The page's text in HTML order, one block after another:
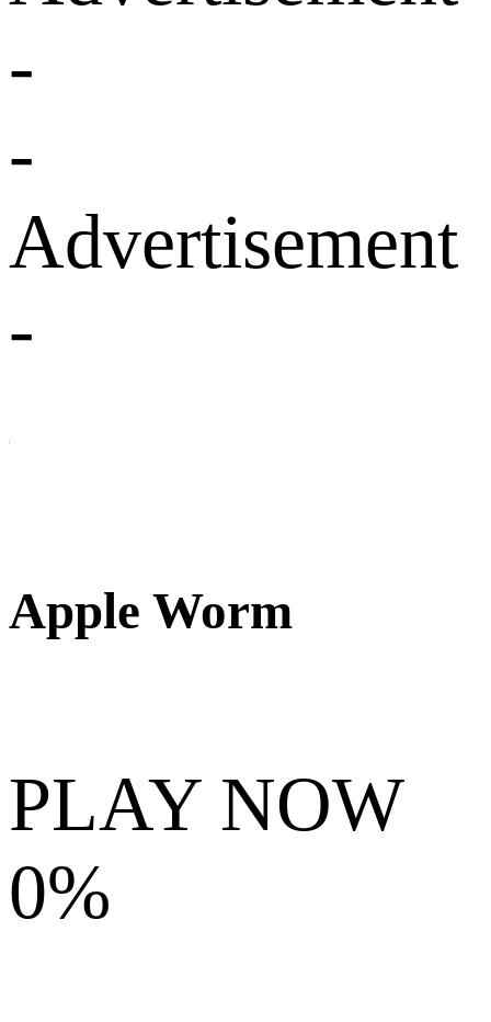
-
-
Advertisement
-
Apple Worm
PLAY NOW
0%